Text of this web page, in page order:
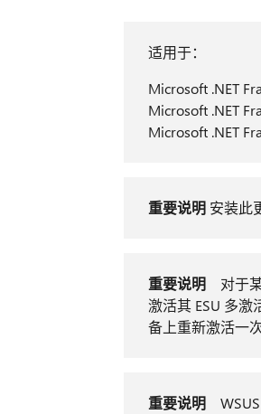
适用于：
Microsoft .NET
Microsoft .NET
Microsoft .NET
重要说明安装此
重要说明 对于
激活其 ESU 多
备上重新激活一
重要说明WSUS